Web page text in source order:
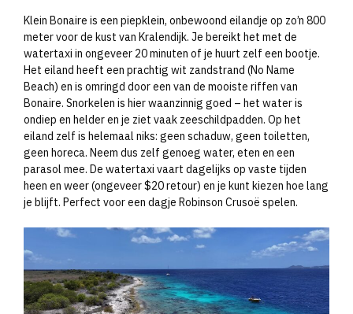
Klein Bonaire is een piepklein, onbewoond eilandje op zo’n 800
meter voor de kust van Kralendijk. Je bereikt het met de
watertaxi in ongeveer 20 minuten of je huurt zelf een bootje.
Het eiland heeft een prachtig wit zandstrand (No Name
Beach) en is omringd door een van de mooiste riffen van
Bonaire. Snorkelen is hier waanzinnig goed – het water is
ondiep en helder en je ziet vaak zeeschildpadden. Op het
eiland zelf is helemaal niks: geen schaduw, geen toiletten,
geen horeca. Neem dus zelf genoeg water, eten en een
parasol mee. De watertaxi vaart dagelijks op vaste tijden
heen en weer (ongeveer $20 retour) en je kunt kiezen hoe lang
je blijft. Perfect voor een dagje Robinson Crusoë spelen.